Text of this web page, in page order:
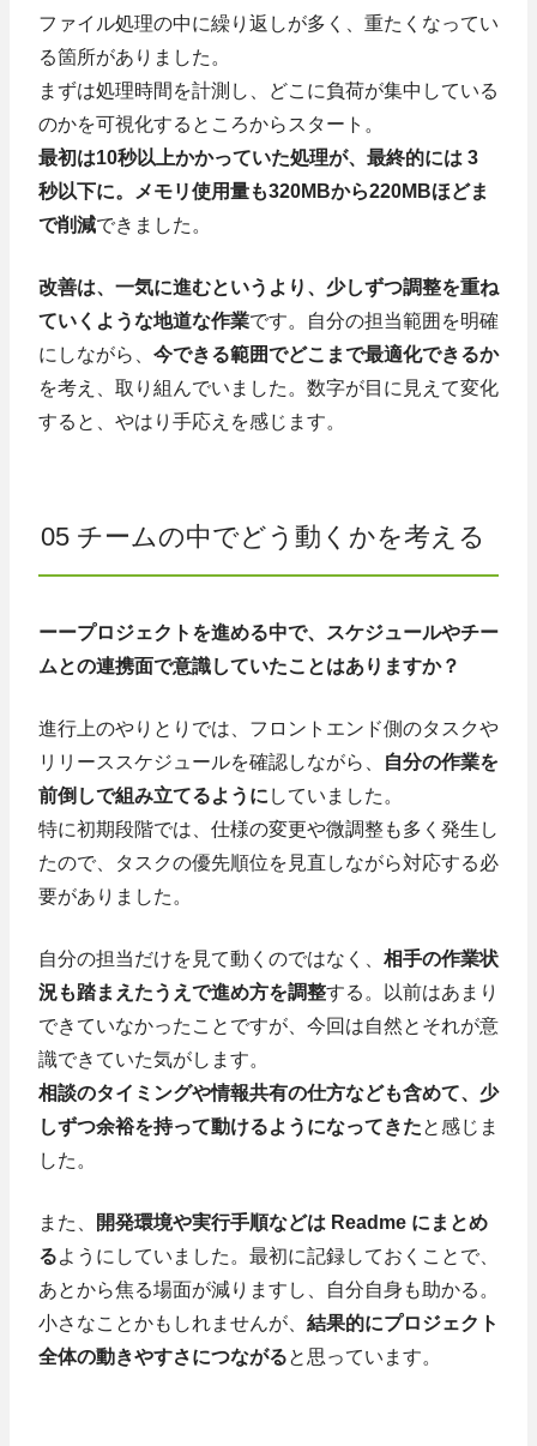
ファイル処理の中に繰り返しが多く、重たくなってい
る箇所がありました。
まずは処理時間を計測し、どこに負荷が集中している
のかを可視化するところからスタート。
最初は10秒以上かかっていた処理が、最終的には 3
秒以下に。メモリ使用量も320MBから220MBほどま
で削減できました。
改善は、一気に進むというより、少しずつ調整を重ね
ていくような地道な作業です。自分の担当範囲を明確
にしながら、 今できる範囲でどこまで最適化できるか
を考え、取り組んでいました。数字が目に見えて変化
すると、やはり手応えを感じます。
05 チームの中でどう動くかを考える
ーープロジェクトを進める中で、スケジュールやチー
ムとの連携面で意識していたことはありますか？
進行上のやりとりでは、フロントエンド側のタスクや
リリーススケジュールを確認しながら、
自分の作業を
前倒しで組み立てるように していました。
特に初期段階では、仕様の変更や微調整も多く発生し
たので、タスクの優先順位を見直しながら対応する必
要がありました。
自分の担当だけを見て動くのではなく、 相手の作業状
況も踏まえたうえで進め方を調整する。以前はあまり
できていなかったことですが、今回は自然とそれが意
識できていた気がします。
相談のタイミングや情報共有の仕方なども含めて、少
しずつ余裕を持って動けるようになってきたと感じま
した。
また、
開発環境や実行手順などは Readme にまとめ
るようにしていました。最初に記録しておくことで、
あとから焦る場面が減りますし、自分自身も助かる。
小さなことかもしれませんが、 結果的にプロジェクト
全体の動きやすさにつながると思っています。